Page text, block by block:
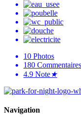
10 Photos
180 Commentaires
4.9 Note★
Navigation